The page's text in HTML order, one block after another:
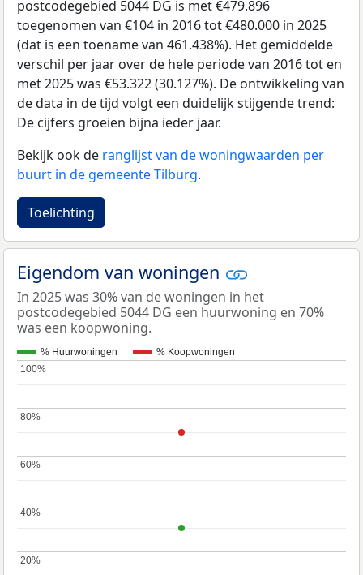
postcodegebied 5044 DG is met €479.896
toegenomen van €104 in 2016 tot €480.000 in 2025
(dat is een toename van 461.438%). Het gemiddelde
verschil per jaar over de hele periode van 2016 tot en
met 2025 was €53.322 (30.127%). De ontwikkeling van
de data in de tijd volgt een duidelijk stijgende trend:
De cijfers groeien bijna ieder jaar.
Bekijk ook de ranglijst van de woningwaarden per
buurt in de gemeente Tilburg.
Toelichting
Eigendom van woningen
In 2025 was 30% van de woningen in het
postcodegebied 5044 DG een huurwoning en 70%
was een koopwoning.
% Huurwoningen % Koopwoningen
20%
20%
40%
40%
60%
60%
80%
80%
100%
100%